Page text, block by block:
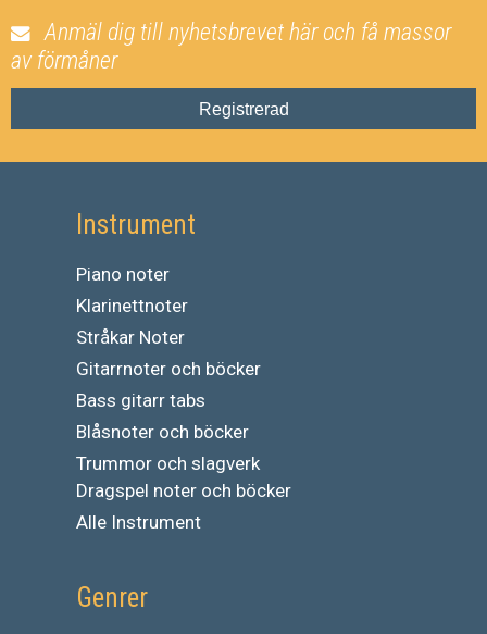
Anmäl dig till nyhetsbrevet här och få massor
av förmåner
Registrerad
Instrument
Piano noter
Klarinettnoter
Stråkar Noter
Gitarrnoter och böcker
Bass gitarr tabs
Blåsnoter och böcker
Trummor och slagverk
Dragspel noter och böcker
Alle Instrument
Genrer